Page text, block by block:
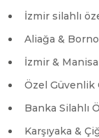
İzmir silahlı
Aliağa &
İzmir & Manisa
Özel Güvenlik
Banka Silahlı
Karşıyaka &